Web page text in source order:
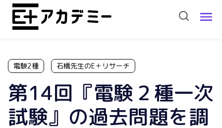
電験2種 石橋先生のE＋リサーチ
第14回『電験２種一次
試験』の過去問題を調